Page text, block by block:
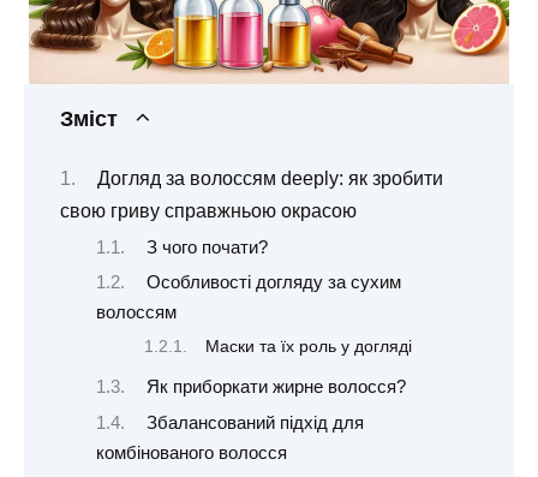
Зміст
Догляд за волоссям deeply: як зробити
свою гриву справжньою окрасою
З чого почати?
Особливості догляду за сухим
волоссям
Маски та їх роль у догляді
Як приборкати жирне волосся?
Збалансований підхід для
комбінованого волосся